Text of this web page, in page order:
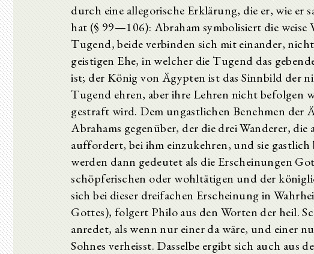
durch eine allegorische Erklärung, die er, wie er
hat (§ 99—106): Abraham symbolisiert die weise
Tugend, beide verbinden sich mit einander,
geistigen Ehe, in welcher die Tugend das
ist; der König von Ägypten ist das Sinnbild der
Tugend ehren, aber ihre Lehren nicht
gestraft wird. Dem ungastlichen Benehmen der
Abrahams gegenüber, der die drei Wanderer,
auffordert, bei ihm einzukehren, und sie
werden dann gedeutet als die Erscheinungen
schöpferischen oder wohltätigen und der
sich bei dieser dreifachen Erscheinung in
Gottes), folgert Philo aus den Worten der heil.
anredet, als wenn nur einer da wäre, und einer
Sohnes verheisst. Dasselbe ergibt sich auch aus